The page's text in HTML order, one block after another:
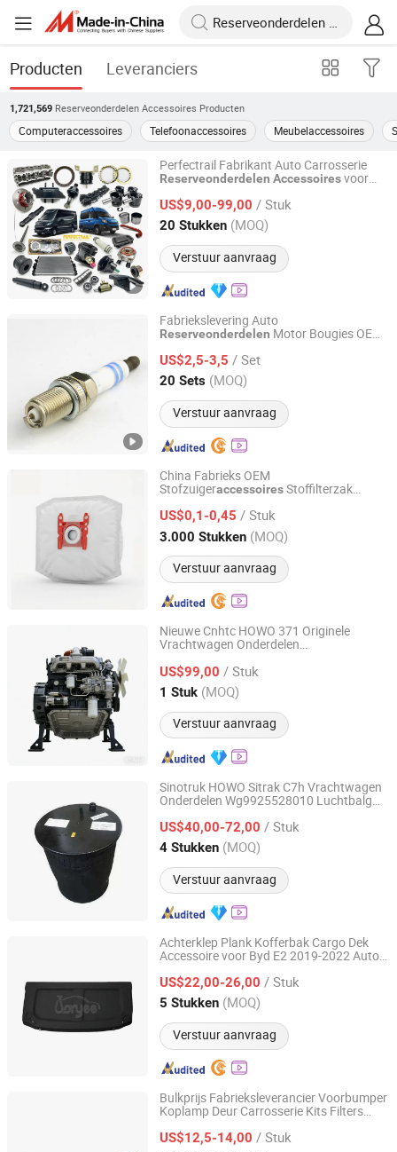
Producten Leveranciers
1,721,569 Reserveonderdelen Accessoires Producten
Computeraccessoires Telefoonaccessoires Meubelaccessoires
Perfectrail Fabrikant Auto Carrosserie
Reserveonderdelen Accessoiresvoor
US$9,00-99,00 / Stuk
20 Stukken (MOQ)
Verstuur aanvraag
IDO GROUP CO., LTD.
Jiangsu, China Sinds 2016
Fabriekslevering Auto
Reserveonderdelen Motor Bougies OEM
Auto AutoAccessoires
Fabrikant Bkr6e-11 B6tc 22401-ED71b
1026080gg
US$2,5-3,5 / Set
20 Sets (MOQ)
Verstuur aanvraag
Wuhan Circle Star Auto Parts Co., Ltd
Hubei, China Sinds 2025
China Fabrieks OEM
StofzuigeraccessoiresStoffilterzak
Bosch Type G Alle Bbz41fgall 00576334
17000940 Niet-geweven Zak
US$0,1-0,45 / Stuk
3.000 Stukken (MOQ)
Verstuur aanvraag
Jiaxing Youchuang Electrical Accessories Co, Ltd.
Zhejiang, China Sinds 2026
Nieuwe Cnhtc HOWO 371 Originele
Vrachtwagen Onderdelen
Airconditioning Condensor Radiator
Vrachtwagenaccessoires
US$99,00 / Stuk
1 Stuk (MOQ)
Verstuur aanvraag
Jinan Junhong Auto Parts Co., Ltd
Shandong, China Sinds 2025
Sinotruk HOWO Sitrak C7h Vrachtwagen
Onderdelen Wg9925528010 Luchtbalg
US$40,00-72,00 / Stuk
4 Stukken (MOQ)
Verstuur aanvraag
Zhuoyuan Industry and Trade (Jinan) Co., Ltd.
Shandong, China Sinds 2026
Achterklep Plank Kofferbak Cargo Dek
Accessoire voor Byd E2 2019-2022 Auto
Tuning Accessoire
US$22,00-26,00 / Stuk
5 Stukken (MOQ)
Verstuur aanvraag
Danyang Zhuoyi Vehicle Parts Co., Ltd.
Jiangsu, China Sinds 2025
Bulkprijs Fabrieksleverancier Voorbumper
Koplamp Deur Carrosserie Kits Filters
Chery Omoda Tiggo 4 Tiggo 5X /7/8 Plus
US$12,5-14,00 / Stuk
Yiwu Jony Auto Parts Co., Ltd.